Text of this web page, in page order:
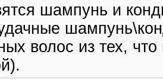
шампунь и
волос из тех,